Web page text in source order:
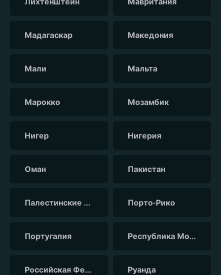
Мадагаскар Македония
Мали Мальта
Марокко Мозамбик
Нигер Нигерия
Оман Пакистан
Палестинские территории Порто-Рико
Португалия Республика Молдова
Российская Федерация Руанда